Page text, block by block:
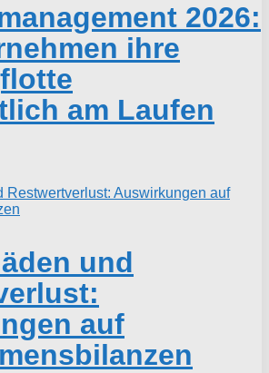
2026:
ihre
am Laufen
und
auf